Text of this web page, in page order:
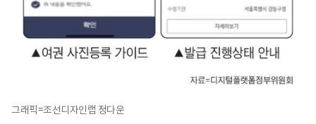
그래픽=조선디자인랩 정다운